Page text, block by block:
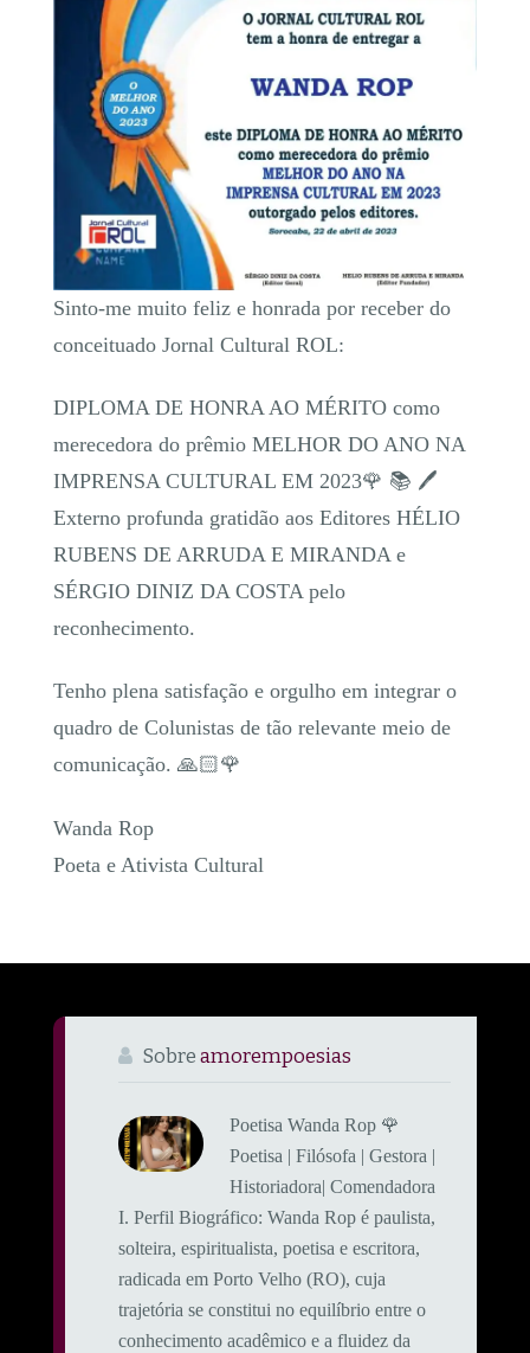
Sinto-me muito feliz e honrada por receber do
conceituado Jornal Cultural ROL:
DIPLOMA DE HONRA AO MÉRITO como
merecedora do prêmio MELHOR DO ANO NA
IMPRENSA CULTURAL EM 2023🌹 📚 🖊
Externo profunda gratidão aos Editores HÉLIO
RUBENS DE ARRUDA E MIRANDA e
SÉRGIO DINIZ DA COSTA pelo
reconhecimento.
Tenho plena satisfação e orgulho em integrar o
quadro de Colunistas de tão relevante meio de
comunicação. 🙏🏻🌹
Wanda Rop
Poeta e Ativista Cultural
Sobre amorempoesias
Poetisa Wanda Rop 🌹
Poetisa | Filósofa | Gestora |
Historiadora| Comendadora
​I. Perfil Biográfico: ​Wanda Rop é paulista,
solteira, espiritualista, poetisa e escritora,
radicada em Porto Velho (RO), cuja
trajetória se constitui no equilíbrio entre o
conhecimento acadêmico e a fluidez da